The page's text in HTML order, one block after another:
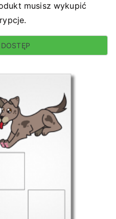
musisz wykupić